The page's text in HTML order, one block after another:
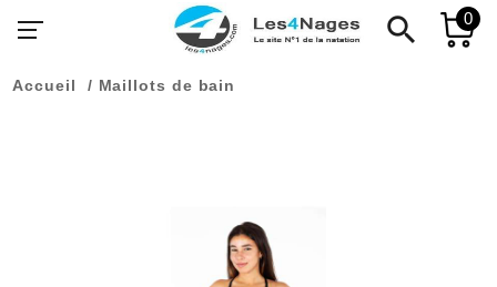
search 0
Accueil Maillots de bain